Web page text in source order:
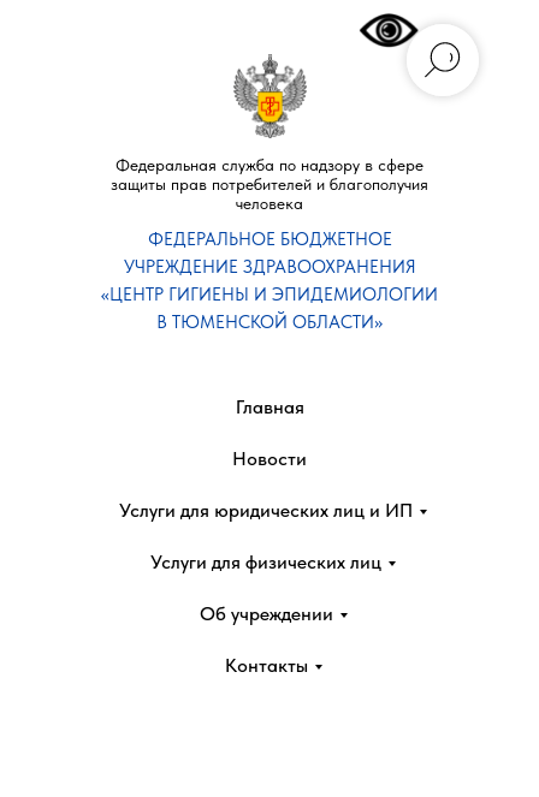
Федеральная служба по надзору в сфере
защиты прав потребителей и благополучия
человека
ФЕДЕРАЛЬНОЕ БЮДЖЕТНОЕ
УЧРЕЖДЕНИЕ ЗДРАВООХРАНЕНИЯ
«ЦЕНТР ГИГИЕНЫ И ЭПИДЕМИОЛОГИИ
В ТЮМЕНСКОЙ ОБЛАСТИ»
Главная
Новости
Услуги для юридических лиц и ИП
Услуги для физических лиц
Об учреждении
Контакты